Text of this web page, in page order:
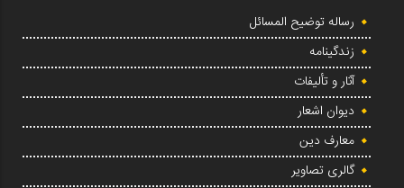
رساله توضیح المسائل
زندگینامه
آثار و تألیفات
دیوان اشعار
معارف دین
گالری تصاویر